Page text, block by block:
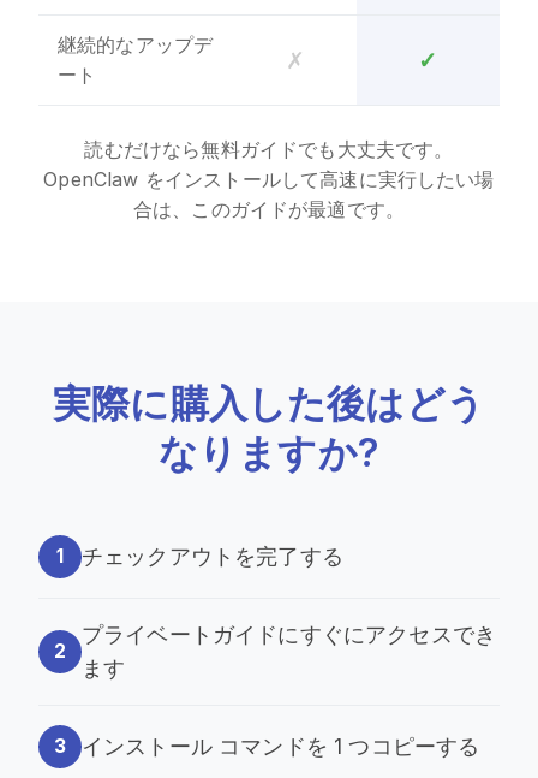
継続的なアップデ
ート
✗ ✓
読むだけなら無料ガイドでも大丈夫です。
OpenClaw をインストールして高速に実行したい場
合は、このガイドが最適です。
実際に購入した後はどう
なりますか?
1 チェックアウトを完了する
2
プライベートガイドにすぐにアクセスでき
ます
3 インストール コマンドを 1 つコピーする